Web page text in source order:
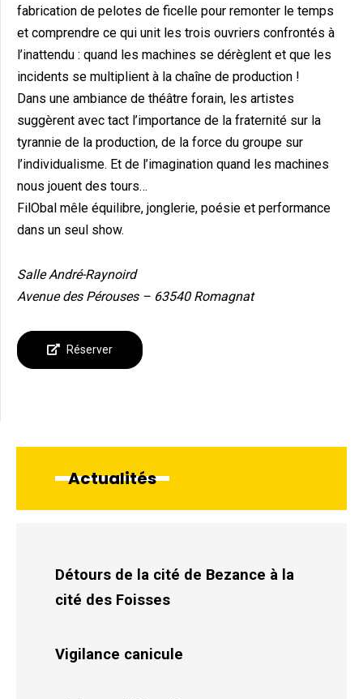
fabrication de pelotes de ficelle pour remonter le temps
et comprendre ce qui unit les trois ouvriers confrontés à
l’inattendu : quand les machines se dérèglent et que les
incidents se multiplient à la chaîne de production !
Dans une ambiance de théâtre forain, les artistes
suggèrent avec tact l’importance de la fraternité sur la
tyrannie de la production, de la force du groupe sur
l’individualisme. Et de l’imagination quand les machines
nous jouent des tours…
FilObal mêle équilibre, jonglerie, poésie et performance
dans un seul show.
Salle André-Raynoird
Avenue des Pérouses – 63540 Romagnat
Réserver
Actualités
Détours de la cité de Bezance à la
cité des Foisses
Vigilance canicule